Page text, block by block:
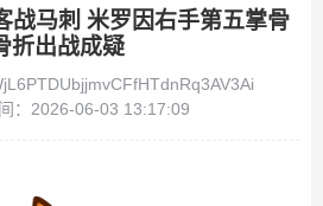
战马刺 米罗因右手第五掌骨
折出战成疑
：2026-06-03 13:17:09